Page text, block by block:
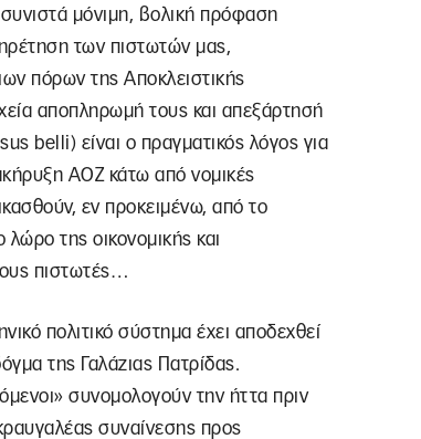
μόνιμη, βολική πρόφαση
των πιστωτών μας,
πόρων της Αποκλειστικής
αποπληρωμή τους και απεξάρτησή
belli) είναι ο πραγματικός λόγος για
ΑΟΖ κάτω από νομικές
εν προκειμένω, από το
της οικονομικής και
πιστωτές…
πολιτικό σύστημα έχει αποδεχθεί
της Γαλάζιας Πατρίδας.
συνομολογούν την ήττα πριν
συναίνεσης προς